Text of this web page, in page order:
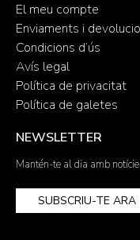
El meu compte
Enviaments i
Condicions d’ús
Avís legal
Política de privacitat
Política de galetes
NEWSLETTER
Mantén-te al dia amb
SUBSCRIU-TE ARA